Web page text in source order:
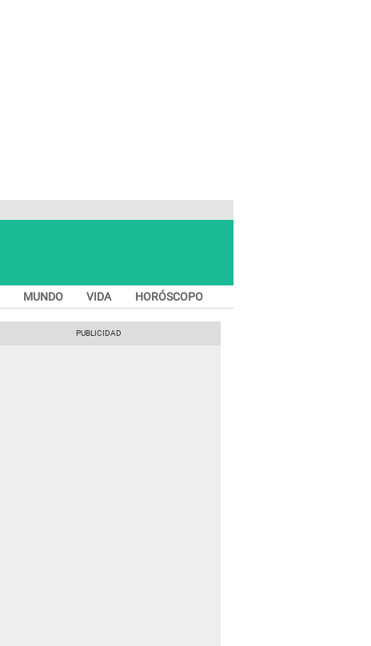
MUNDO VIDA HORÓSCOPO